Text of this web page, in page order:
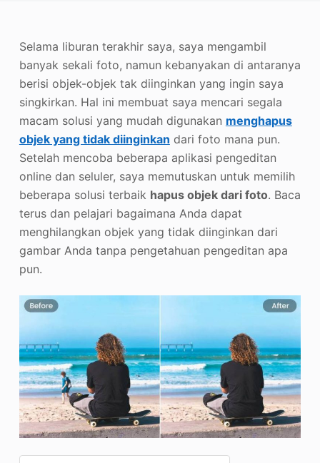
Hak Cipta Gambar
Selama liburan terakhir saya, saya mengambil
banyak sekali foto, namun kebanyakan di antaranya
berisi objek-objek tak diinginkan yang ingin saya
singkirkan. Hal ini membuat saya mencari segala
macam solusi yang mudah digunakan menghapus
objek yang tidak diinginkan dari foto mana pun.
Setelah mencoba beberapa aplikasi pengeditan
online dan seluler, saya memutuskan untuk memilih
beberapa solusi terbaik hapus objek dari foto. Baca
terus dan pelajari bagaimana Anda dapat
menghilangkan objek yang tidak diinginkan dari
gambar Anda tanpa pengetahuan pengeditan apa
pun.